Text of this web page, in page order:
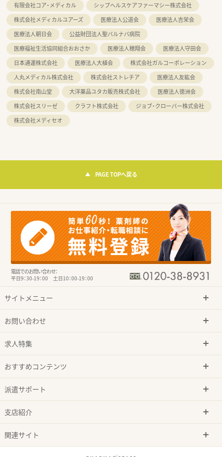
有限会社コア・メディカル
シップヘルスケアファーマシー株式会社
株式会社メディカルユアーズ
医療法人公道会
医療法人吉栄会
医療法人朝日会
公益財団法人聖バルナバ病院
医療福祉生活協同組合おおさか
医療法人穂翔会
医療法人守田会
日本通運株式会社
医療法人大植会
株式会社ガルコーポレーション
人丸メディカル株式会社
株式会社ストレチア
医療法人友紘会
株式会社南山堂
大洋薬品ユタカ販売株式会社
医療法人徳洲会
株式会社スリーゼ
クラフト株式会社
ジョブ・クローバー株式会社
株式会社メディセオ
PAGE TOPへ戻る
電話でのお問い合わせ：
平日9：30-19：00 土日10：00-19：00
サイトメニュー
お問い合わせ
求人特集
おすすめコンテンツ
派遣サポート
支店紹介
関連サイト